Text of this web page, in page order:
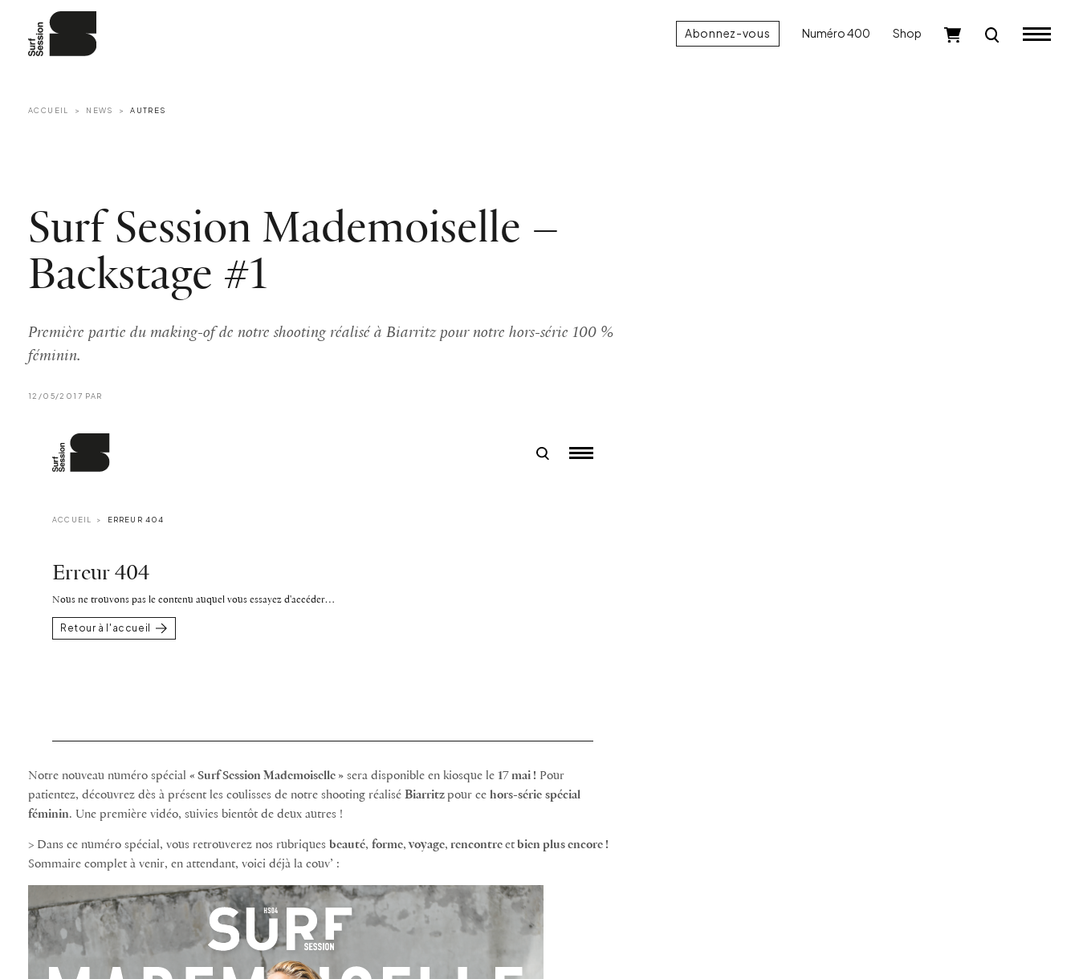
Abonnez-vous Numéro 400 Shop
ACCUEIL NEWS AUTRES
Surf Session Mademoiselle –
Backstage #1
Première partie du making-of de notre shooting réalisé à Biarritz pour notre hors-série 100 %
féminin.
12/05/2017 PAR
Notre nouveau numéro spécial « Surf Session Mademoiselle » sera disponible en kiosque le 17 mai ! Pour
patientez, découvrez dès à présent les coulisses de notre shooting réalisé Biarritzpour ce hors-série spécial
féminin. Une première vidéo, suivies bientôt de deux autres !
> Dans ce numéro spécial, vous retrouverez nos rubriques beauté, forme, voyage, rencontreetbien plus encore !
Sommaire complet à venir, en attendant, voici déjà la couv’ :